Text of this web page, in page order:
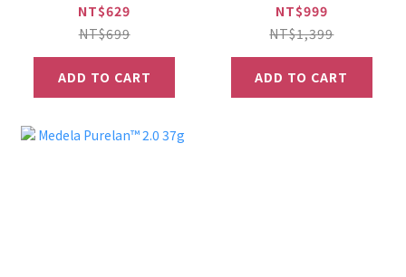
NT$629
NT$699
ADD TO CART
NT$999
NT$1,399
ADD TO CART